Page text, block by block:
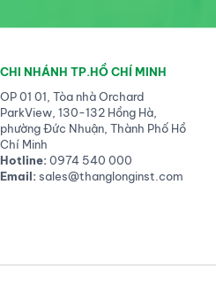
CHI NHÁNH TP.HỒ CHÍ MINH
OP 01 01, Tòa nhà Orchard
ParkView, 130-132 Hồng Hà,
phường Đức Nhuận, Thành Phố Hồ
Chí Minh
Hotline:0974 540 000
Email:sales@thanglonginst.com